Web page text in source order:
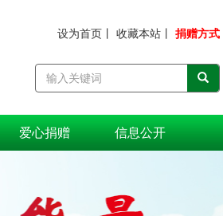
设为首页 收藏本站 捐赠方式
爱心捐赠 信息公开